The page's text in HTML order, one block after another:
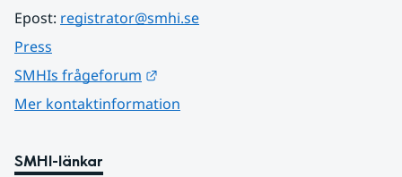
Epost: registrator@smhi.se
Press
SMHIs frågeforum
Mer kontaktinformation
SMHI-länkar